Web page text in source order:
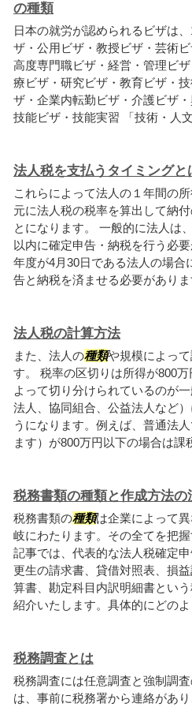
の種類
日本の就労が認められるビザは
ザ・公用ビザ・教授ビザ・芸術
高度専門職ビザ・経営・管理ビ
療ビザ・研究ビザ・教育ビザ・
ザ・企業内転勤ビザ・介護ビザ
技能ビザ・技能実習 「技術・人
法人税を支払うタイミングと
これらによって法人の１年間の
元に法人税の税率を算出して納
とになります。 一般的に法人は
以内に確定申告・納税を行う必
年度が4月30日である法人の場合
告と納税を済ませる必要がありま
法人税の計算方法
また、法人の種類や規模によっ
す。 税率の区切りは所得が800
よって切り分けられているのが
法人、協同組合、公益法人など
うになります。例えば、普通法
ます）が800万円以下の場合は課
税務書類の種類と作成方法の
税務書類の種類は企業によって
岐にわたります。その全てを把
記事では、代表的な法人税確定
更生の請求書、貸借対照表、損
算書、勘定科目内訳明細書とい
紹介いたします。具体的にどの
税務調査とは
税務調査には任意調査と強制調
は、事前に税務署から連絡があ